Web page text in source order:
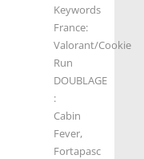
Keywords
France:
Valorant/Cookie
Run
DOUBLAGE
:
Cabin
Fever,
Fortapasc